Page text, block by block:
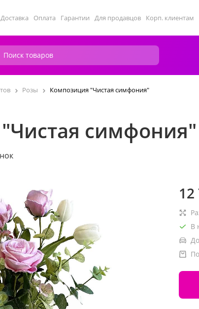
Доставка Оплата Гарантии Для продавцов Корп. клиентам
Розы Композиция "Чистая симфония"
симфония"
12
В